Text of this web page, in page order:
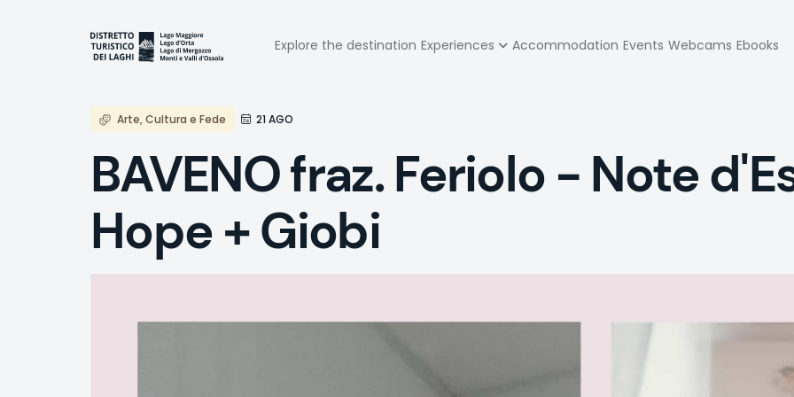
Navigazione
principale
Explore the destination Experiences Accommodation Events Webcams Ebooks
Arte, Cultura e Fede 21 AGO
BAVENO fraz. Feriolo - Note
Hope + Giobi